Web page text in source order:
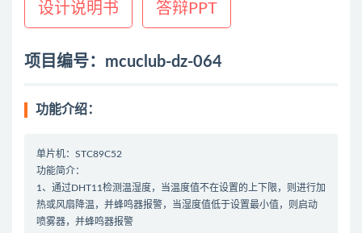
设计说明书 答辩PPT
项目编号：mcuclub-dz-064
功能介绍：
单片机：STC89C52
功能简介：
1、通过DHT11检测温湿度，当温度值不在设置的上下限，则进行加
热或风扇降温，并蜂鸣器报警，当湿度值低于设置最小值，则启动
喷雾器，并蜂鸣器报警